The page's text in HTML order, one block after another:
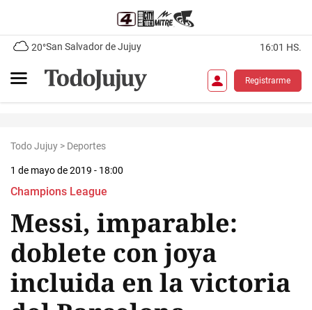
20°San Salvador de Jujuy 16:01 HS.
Registrarme
Todo Jujuy > Deportes
1 de mayo de 2019 - 18:00
Champions League
Messi, imparable:
doblete con joya
incluida en la victoria